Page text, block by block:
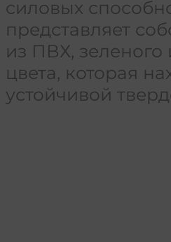
силовых
представляет
из ПВХ, зеленого
цвета, которая
устойчивой